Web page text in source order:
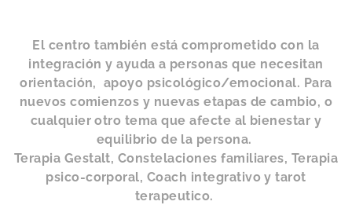
El centro también está comprometido con la
integración y ayuda a personas que necesitan
orientación, apoyo psicológico/emocional. Para
nuevos comienzos y nuevas etapas de cambio, o
cualquier otro tema que afecte al bienestar y
equilibrio de la persona.
Terapia Gestalt, Constelaciones familiares, Terapia
psico-corporal, Coach integrativo y tarot
terapeutico.